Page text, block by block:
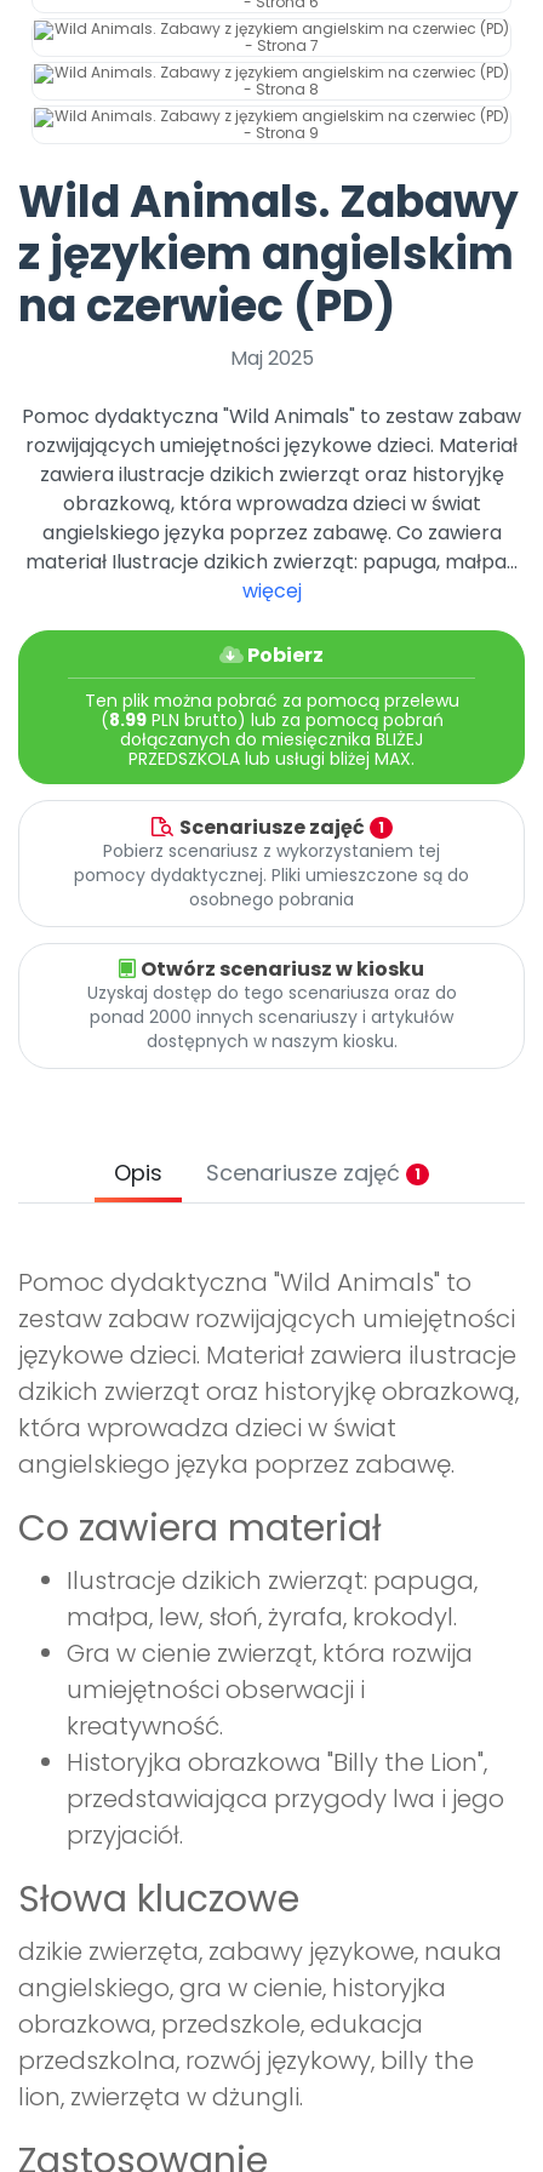
Archiwalne numery
Pomoc
Promocje
Wild Animals. Zabawy
z językiem angielskim
na czerwiec (PD)
Maj 2025
Pomoc dydaktyczna "Wild Animals" to zestaw zabaw
rozwijających umiejętności językowe dzieci. Materiał
zawiera ilustracje dzikich zwierząt oraz historyjkę
obrazkową, która wprowadza dzieci w świat
angielskiego języka poprzez zabawę. Co zawiera
materiał Ilustracje dzikich zwierząt: papuga, małpa...
więcej
Pobierz
Ten plik można pobrać za pomocą przelewu
(8.99PLN brutto) lub za pomocą pobrań
dołączanych do miesięcznika BLIŻEJ
PRZEDSZKOLA lub usługi bliżej MAX.
Scenariusze zajęć 1
Pobierz scenariusz z wykorzystaniem tej
pomocy dydaktycznej. Pliki umieszczone są do
osobnego pobrania
Otwórz scenariusz w kiosku
Uzyskaj dostęp do tego scenariusza oraz do
ponad 2000 innych scenariuszy i artykułów
dostępnych w naszym kiosku.
Opis Scenariusze zajęć 1
Pomoc dydaktyczna "Wild Animals" to
zestaw zabaw rozwijających umiejętności
językowe dzieci. Materiał zawiera ilustracje
dzikich zwierząt oraz historyjkę obrazkową,
która wprowadza dzieci w świat
angielskiego języka poprzez zabawę.
Co zawiera materiał
Ilustracje dzikich zwierząt: papuga,
małpa, lew, słoń, żyrafa, krokodyl.
Gra w cienie zwierząt, która rozwija
umiejętności obserwacji i
kreatywność.
Historyjka obrazkowa "Billy the Lion",
przedstawiająca przygody lwa i jego
przyjaciół.
Słowa kluczowe
dzikie zwierzęta, zabawy językowe, nauka
angielskiego, gra w cienie, historyjka
obrazkowa, przedszkole, edukacja
przedszkolna, rozwój językowy, billy the
lion, zwierzęta w dżungli.
Zastosowanie